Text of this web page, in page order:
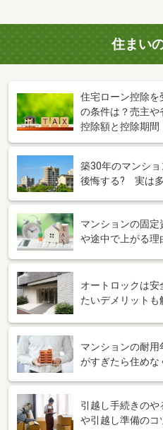
住まい
住宅ローン控除を
の条件は？売主や
控除額と控除期間
築30年のマンシ
後悔する? 実は
マンションの固
や途中で上がる理
オートロックは安
たいデメリットも
マンションの耐
がすぎたら住めな
引越し手続きのや
や引越し準備のコ